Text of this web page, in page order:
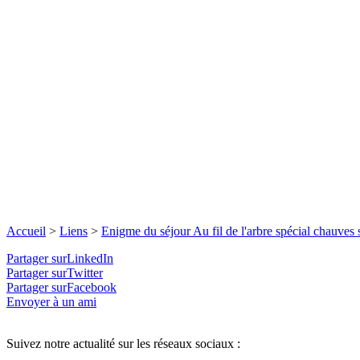
Accueil > Liens > Enigme du séjour Au fil de l'arbre spécial chauves
Partager surLinkedIn
Partager surTwitter
Partager surFacebook
Envoyer à un ami
Suivez notre actualité sur les réseaux sociaux :